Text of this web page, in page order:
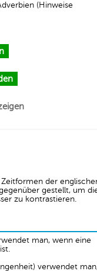
(Hinweise
der
gestellt, um
zu kontrastieren.
man, wenn eine
verwendet